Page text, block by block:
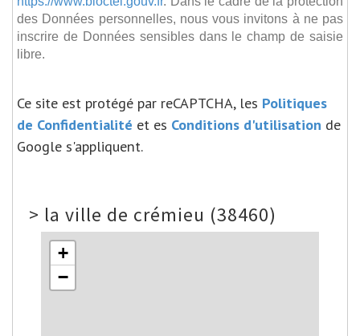
des Données personnelles, nous vous invitons à ne pas
inscrire de Données sensibles dans le champ de saisie
libre.
Ce site est protégé par reCAPTCHA, les Politiques
de Confidentialité et es Conditions d'utilisation de
Google s'appliquent.
> la ville de crémieu (38460)
+
−